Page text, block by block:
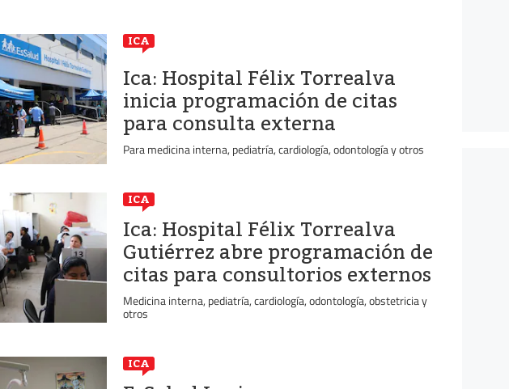
ICA
Ica: Hospital Félix Torrealva
inicia programación de citas
para consulta externa
Para medicina interna, pediatría, cardiología, odontología y otros
ICA
Ica: Hospital Félix Torrealva
Gutiérrez abre programación de
citas para consultorios externos
Medicina interna, pediatría, cardiología, odontología, obstetricia y
otros
ICA